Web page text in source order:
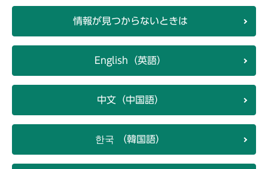
情報が見つからないときは
English（英語）
中文（中国語）
한국 （韓国語）